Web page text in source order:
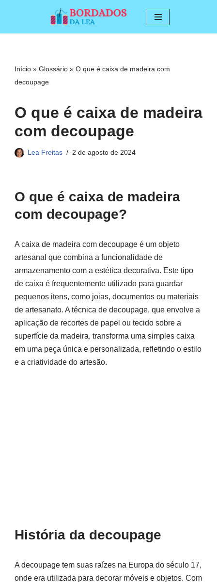
conteúdo
Início » Glossário » O que é caixa de madeira com
decoupage
O que é caixa de madeira
com decoupage
Lea Freitas 2 de agosto de 2024
O que é caixa de madeira
com decoupage?
A caixa de madeira com decoupage é um objeto
artesanal que combina a funcionalidade de
armazenamento com a estética decorativa. Este tipo
de caixa é frequentemente utilizado para guardar
pequenos itens, como joias, documentos ou materiais
de artesanato. A técnica de decoupage, que envolve a
aplicação de recortes de papel ou tecido sobre a
superfície da madeira, transforma uma simples caixa
em uma peça única e personalizada, refletindo o estilo
e a criatividade do artesão.
História da decoupage
A decoupage tem suas raízes na Europa do século 17,
onde era utilizada para decorar móveis e objetos. Com